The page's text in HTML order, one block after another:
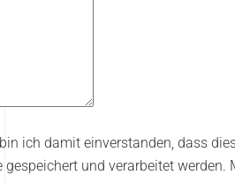
ich damit einverstanden, dass
und verarbeitet werden.